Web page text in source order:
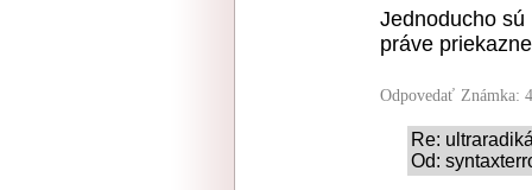
Jednoducho
práve
Odpovedať Známka:
Re:
Od: